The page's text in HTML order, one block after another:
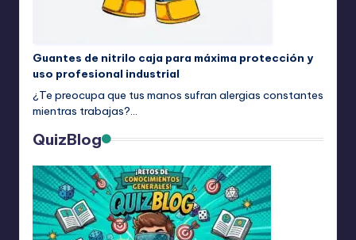
Guantes de nitrilo caja para máxima protección y
uso profesional industrial
¿Te preocupa que tus manos sufran alergias constantes
mientras trabajas?…
QuizBlog